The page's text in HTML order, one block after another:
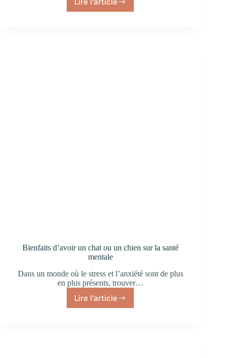
Bienfaits d’avoir un chat ou un chien sur la santé
mentale
Dans un monde où le stress et l’anxiété sont de plus
en plus présents, trouver…
Lire l'article